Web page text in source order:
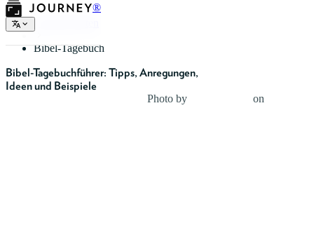
®
Tagebucharten
Bibel-Tagebuch
Bibel-Tagebuchführer: Tipps, Anregungen,
Ideen und Beispiele
Photo by on